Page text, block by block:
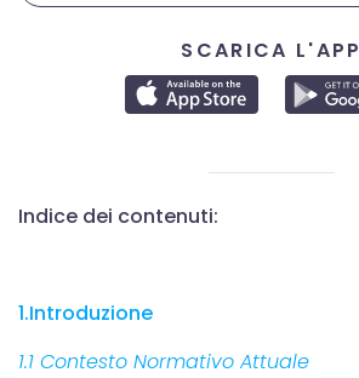
SCARICA L'APP
Indice dei contenuti:
1.Introduzione
1.1 Contesto Normativo Attuale